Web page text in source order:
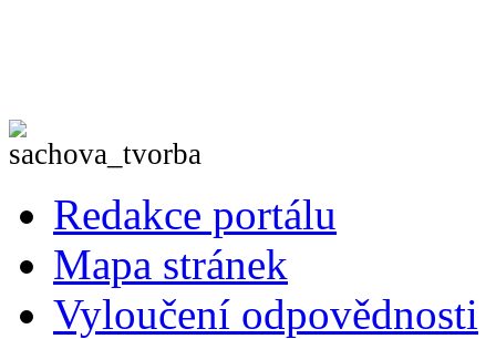
Redakce portálu
Mapa stránek
Vyloučení odpovědnosti